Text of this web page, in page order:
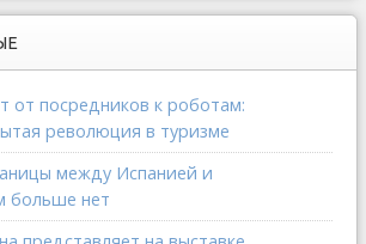
от посредников к роботам:
революция в туризме
между Испанией и
больше нет